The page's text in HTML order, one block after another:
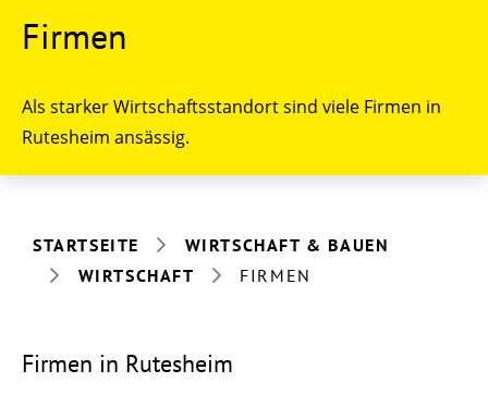
Firmen
Als starker Wirtschaftsstandort sind viele Firmen in
Rutesheim ansässig.
STARTSEITE
WIRTSCHAFT & BAUEN
WIRTSCHAFT
FIRMEN
Firmen in Rutesheim